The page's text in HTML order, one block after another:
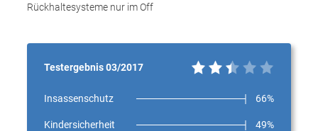
Rückhaltesysteme nur im Off
Testergebnis 03/2017
Insassenschutz 66%
Kindersicherheit 49%